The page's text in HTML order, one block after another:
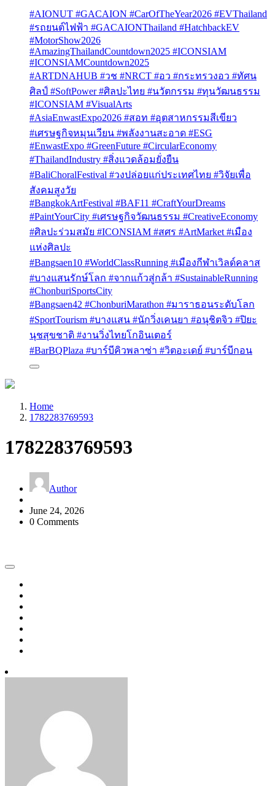
#AIONUT #GACAION #CarOfTheYear2026 #EVThailand
#รถยนต์ไฟฟ้า #GACAIONThailand #HatchbackEV
#MotorShow2026
#AmazingThailandCountdown2025 #ICONSIAM
#ICONSIAMCountdown2025
#ARTDNAHUB #วช #NRCT #อว #กระทรวงอว #ทัศน
ศิลป์ #SoftPower #ศิลปะไทย #นวัตกรรม #ทุนวัฒนธรรม
#ICONSIAM #VisualArts
#AsiaEnwastExpo2026 #สอท #อุตสาหกรรมสีเขียว
#เศรษฐกิจหมุนเวียน #พลังงานสะอาด #ESG
#EnwastExpo #GreenFuture #CircularEconomy
#ThailandIndustry #สิ่งแวดล้อมยั่งยืน
#BaliChoralFestival #วงปล่อยแก่ประเทศไทย #วิจัยเพื่อ
สังคมสูงวัย
#BangkokArtFestival #BAF11 #CraftYourDreams
#PaintYourCity #เศรษฐกิจวัฒนธรรม #CreativeEconomy
#ศิลปะร่วมสมัย #ICONSIAM #สศร #ArtMarket #เมือง
แห่งศิลปะ
#Bangsaen10 #WorldClassRunning #เมืองกีฬาเวิลด์คลาส
#บางแสนรักษ์โลก #จากแก้วสู่กล้า #SustainableRunning
#ChonburiSportsCity
#Bangsaen42 #ChonburiMarathon #มาราธอนระดับโลก
#SportTourism #บางแสน #นักวิ่งเคนยา #อนุชิตจิว #ปิยะ
นุชสุขชาติ #งานวิ่งไทยโกอินเตอร์
#BarBQPlaza #บาร์บีคิวพลาซ่า #วิตอะเดย์ #บาร์บีกอน
Home
1782283769593
1782283769593
Author
June 24, 2026
0 Comments